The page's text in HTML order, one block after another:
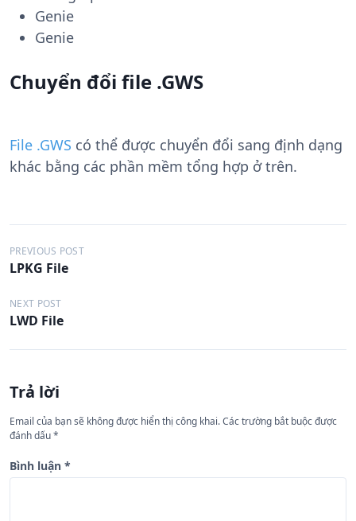
Genie
Genie
Chuyển đổi file .GWS
File .GWS có thể được chuyển đổi sang định dạng
khác bằng các phần mềm tổng hợp ở trên.
Đ
i
ề
u
h
ớ
n
g
b
PREVIOUS POST
LPKG File
NEXT POST
LWD File
Trả lời
Email của bạn sẽ không được hiển thị công khai.Các trường bắt buộc được
đánh dấu*
Bình luận *